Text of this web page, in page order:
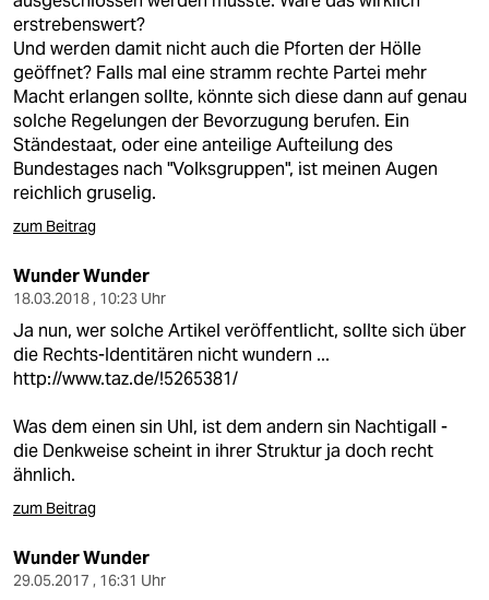
erstrebenswert?
Und werden damit nicht auch die Pforten der Hölle
geöffnet? Falls mal eine stramm rechte Partei mehr
Macht erlangen sollte, könnte sich diese dann auf genau
solche Regelungen der Bevorzugung berufen. Ein
Ständestaat, oder eine anteilige Aufteilung des
Bundestages nach "Volksgruppen", ist meinen Augen
reichlich gruselig.
zum Beitrag
Wunder Wunder
18.03.2018 , 10:23 Uhr
Ja nun, wer solche Artikel veröffentlicht, sollte sich über
die Rechts-Identitären nicht wundern ...
http://www.taz.de/!5265381/
Was dem einen sin Uhl, ist dem andern sin Nachtigall -
die Denkweise scheint in ihrer Struktur ja doch recht
ähnlich.
zum Beitrag
Wunder Wunder
29.05.2017 , 16:31 Uhr